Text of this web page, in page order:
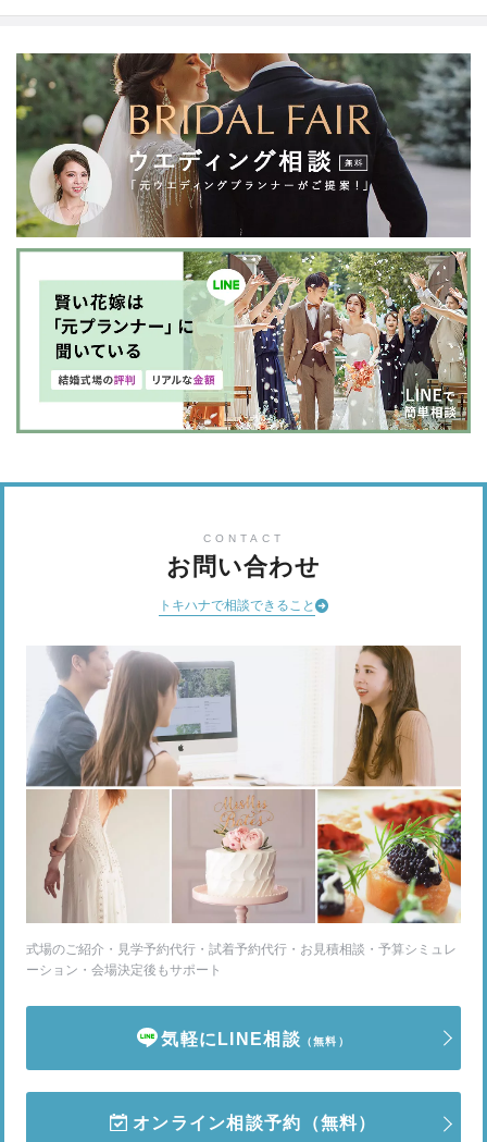
CONTACT
お問い合わせ
トキハナで相談できること
式場のご紹介・見学予約代行・試着予約代行・お見積相談・予算シミュレ
ーション・会場決定後もサポート
気軽にLINE相談 （無料）
オンライン相談予約 （無料）